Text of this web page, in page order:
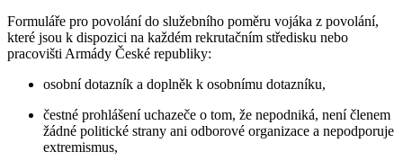
Formuláře pro povolání do služebního poměru vojáka z povolání,
které jsou k dispozici na každém rekrutačním středisku nebo
pracovišti Armády České republiky:
osobní dotazník a doplněk k osobnímu dotazníku,
čestné prohlášení uchazeče o tom, že nepodniká, není členem
žádné politické strany ani odborové organizace a nepodporuje
extremismus,